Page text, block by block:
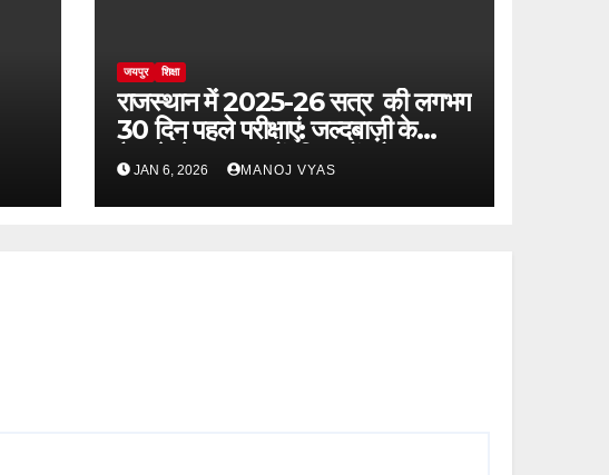
जयपुर शिक्षा
राजस्थान में 2025-26 सत्र की लगभग
30 दिन पहले परीक्षाएं: जल्दबाज़ी के
फैसले से बढ़ा छात्रों, शिक्षकों और
अभिभावकों पर मानसिक दबाव
JAN 6, 2026 MANOJ VYAS